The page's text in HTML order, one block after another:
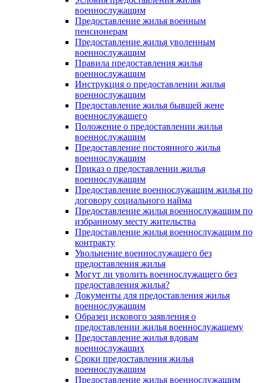
военнослужащим
Предоставление жилья военным
пенсионерам
Предоставление жилья уволенным
военнослужащим
Правила предоставления жилья
военнослужащим
Инструкция о предоставлении жилья
военнослужащим
Предоставление жилья бывшей жене
военнослужащего
Положение о предоставлении жилья
военнослужащим
Предоставление постоянного жилья
военнослужащим
Приказ о предоставлении жилья
военнослужащим
Предоставление военнослужащим жилья по
договору социального найма
Предоставление жилья военнослужащим по
избранному месту жительства
Предоставление жилья военнослужащим по
контракту
Увольнение военнослужащего без
предоставления жилья
Могут ли уволить военнослужащего без
предоставления жилья?
Документы для предоставления жилья
военнослужащим
Образец искового заявления о
предоставлении жилья военнослужащему
Предоставление жилья вдовам
военнослужащих
Сроки предоставления жилья
военнослужащим
Предоставление жилья военнослужащим